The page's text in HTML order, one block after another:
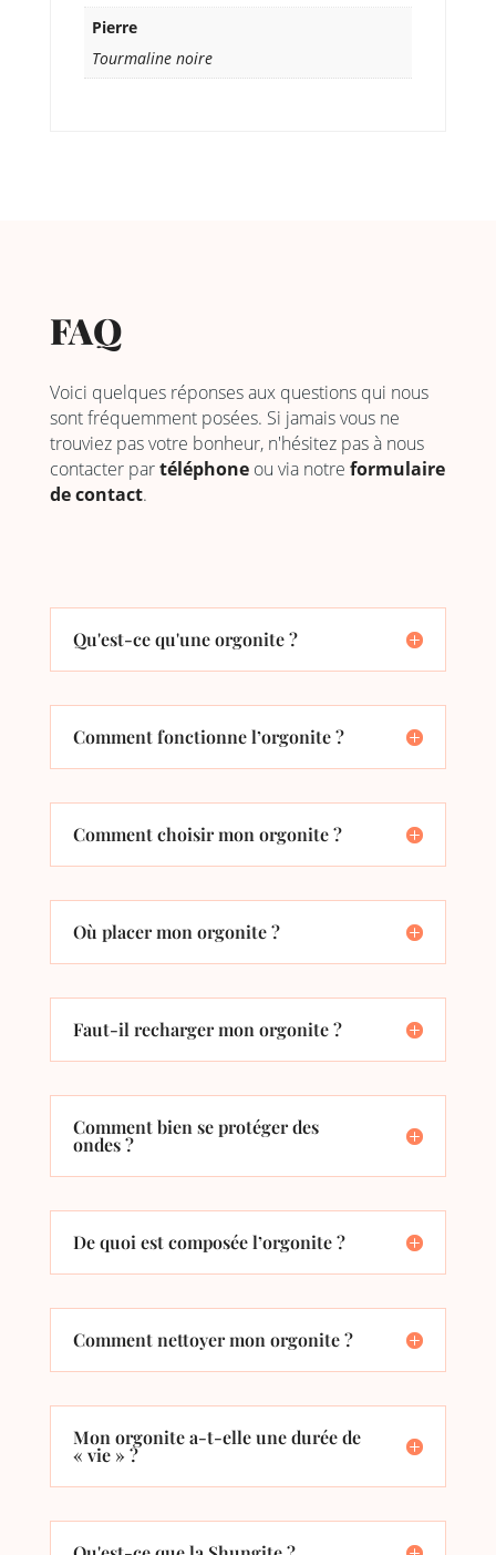
Pierre
Tourmaline noire
FAQ
Voici quelques réponses aux questions qui nous
sont fréquemment posées. Si jamais vous ne
trouviez pas votre bonheur, n'hésitez pas à nous
contacter partéléphoneou via notre formulaire
de contact.
Qu'est-ce qu'une orgonite ?
Comment fonctionne l’orgonite ?
Comment choisir mon orgonite ?
Où placer mon orgonite ?
Faut-il recharger mon orgonite ?
Comment bien se protéger des
ondes ?
De quoi est composée l’orgonite ?
Comment nettoyer mon orgonite ?
Mon orgonite a-t-elle une durée de
« vie » ?